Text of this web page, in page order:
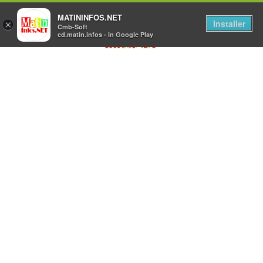
×
MATININFOS.NET
Cmb-Soft
cd.matin.infos - In Google Play
Installer